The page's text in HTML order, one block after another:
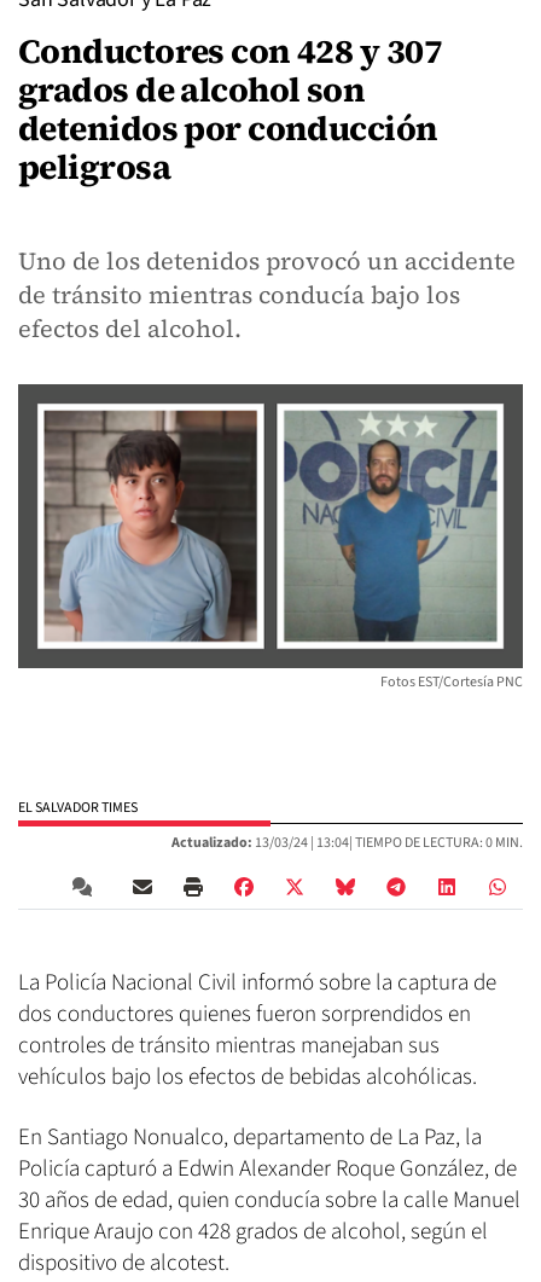
Conductores con 428 y 307
grados de alcohol son
detenidos por conducción
peligrosa
Uno de los detenidos provocó un accidente
de tránsito mientras conducía bajo los
efectos del alcohol.
Fotos EST/Cortesía PNC
EL SALVADOR TIMES
Actualizado: 13/03/24 | 13:04| TIEMPO DE LECTURA: 0 MIN.
La Policía Nacional Civil informó sobre la captura de
dos conductores quienes fueron sorprendidos en
controles de tránsito mientras manejaban sus
vehículos bajo los efectos de bebidas alcohólicas.
En Santiago Nonualco, departamento de La Paz, la
Policía capturó a Edwin Alexander Roque González, de
30 años de edad, quien conducía sobre la calle Manuel
Enrique Araujo con 428 grados de alcohol, según el
dispositivo de alcotest.